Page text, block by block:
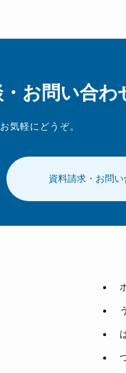
お問い合わ
お気軽にどうぞ。
資料請求・お問い